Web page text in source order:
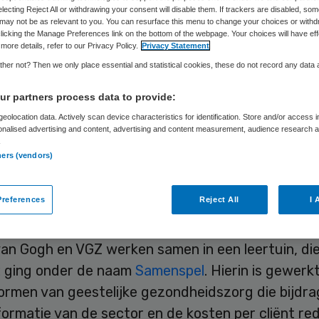
Samira Ahli 14 juni 2019 ,08:54 511 keer gelezen
Gogh heeft in 2018 de gemiddelde wachttijd
behandeling in de specialistische ggz
en blijft daarmee ver onder de norm van tien
heeft het strategische partnerschap met
VGZ hier een belangrijke bijdrage aan
Gogh en VGZ werken samen in een leertuin,
onder de naam Samenspel. Hierin is
van geestelijke gezondheidszorg die
van de sector en de kosten per cliënt
Reject All or withdrawing your consent will disable them. If trackers are disabled,
not be as relevant to you. You can resurface this menu to change your choices or
the Manage Preferences link on the bottom of the webpage. Your choices will have
details, refer to our Privacy Policy. Privacy Statement
not? Then we only place essential and statistical cookies, these do not record any data
partners process data to provide:
data. Actively scan device characteristics for identification. Store and/or access
advertising and content, advertising and content measurement, audience research
(vendors)
Reject All I